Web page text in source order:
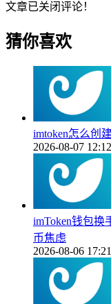
文章已关闭评论！
猜你喜欢
imtoken怎么创
2026-08-07
imToken钱包换
币焦虑
2026-08-06